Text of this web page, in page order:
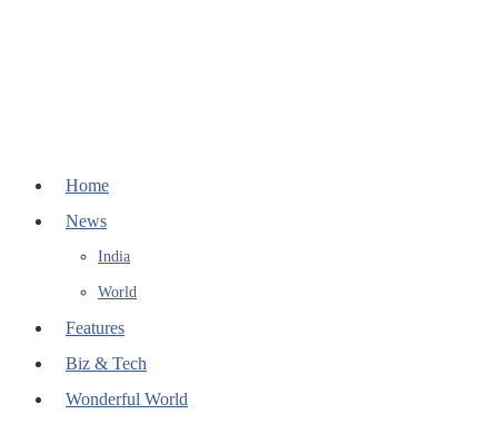
Home
News
India
World
Features
Biz & Tech
Wonderful World